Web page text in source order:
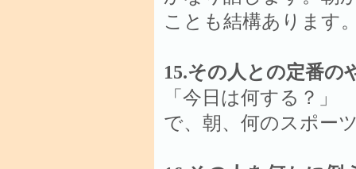
ことも結構あります
15.その人との定番の
「今日は何する？」
で、朝、何のスポー